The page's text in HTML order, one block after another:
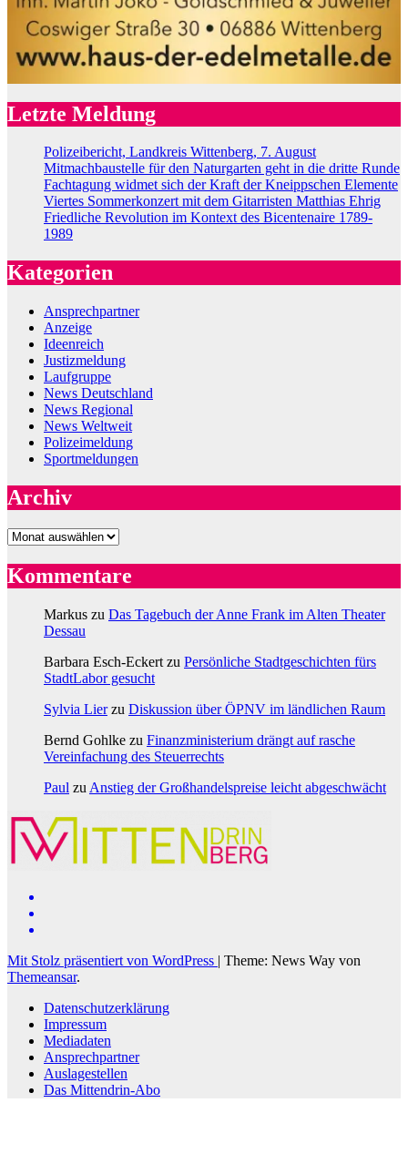
Letzte Meldung
Polizeibericht, Landkreis Wittenberg, 7. August
Mitmachbaustelle für den Naturgarten geht in die dritte Runde
Fachtagung widmet sich der Kraft der Kneippschen Elemente
Viertes Sommerkonzert mit dem Gitarristen Matthias Ehrig
Friedliche Revolution im Kontext des Bicentenaire 1789-
1989
Kategorien
Ansprechpartner
Anzeige
Ideenreich
Justizmeldung
Laufgruppe
News Deutschland
News Regional
News Weltweit
Polizeimeldung
Sportmeldungen
Archiv
Archiv
Kommentare
Markus zu Das Tagebuch der Anne Frank im Alten Theater
Dessau
Barbara Esch-Eckert zu Persönliche Stadtgeschichten fürs
StadtLabor gesucht
Sylvia Lierzu Diskussion über ÖPNV im ländlichen Raum
Bernd Gohlke zu Finanzministerium drängt auf rasche
Vereinfachung des Steuerrechts
Paul zu Anstieg der Großhandelspreise leicht abgeschwächt
Mit Stolz präsentiert von WordPress | Theme: News Way von
Themeansar.
Datenschutzerklärung
Impressum
Mediadaten
Ansprechpartner
Auslagestellen
Das Mittendrin-Abo